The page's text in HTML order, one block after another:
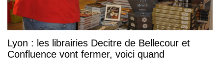
Lyon : les librairies Decitre de Bellecour et
Confluence vont fermer, voici quand